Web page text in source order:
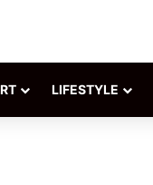
LIFESTYLE